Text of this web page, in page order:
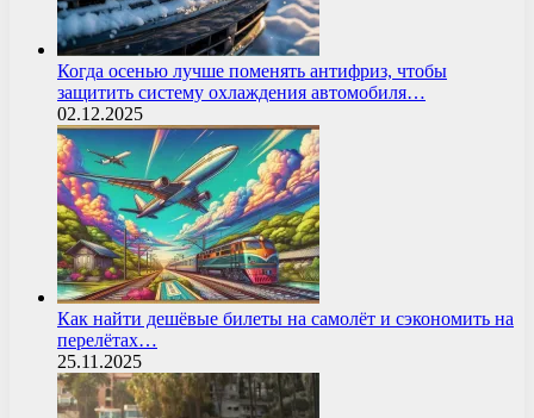
Когда осенью лучше поменять антифриз, чтобы
защитить систему охлаждения автомобиля…
02.12.2025
Как найти дешёвые билеты на самолёт и сэкономить на
перелётах…
25.11.2025